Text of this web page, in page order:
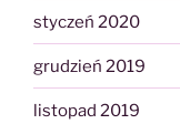
styczeń 2020
grudzień 2019
listopad 2019